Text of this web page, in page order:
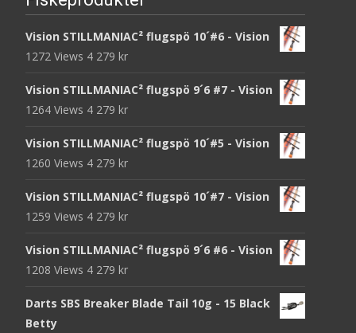
Vision STILLMANIAC² flugspö 10´#6 - Vision
1272 Views 4 279 kr
Vision STILLMANIAC² flugspö 9´6 #7 - Vision
1264 Views 4 279 kr
Vision STILLMANIAC² flugspö 10´#5 - Vision
1260 Views 4 279 kr
Vision STILLMANIAC² flugspö 10´#7 - Vision
1259 Views 4 279 kr
Vision STILLMANIAC² flugspö 9´6 #6 - Vision
1208 Views 4 279 kr
Darts SBS Breaker Blade Tail 10g - 15 Black
Betty